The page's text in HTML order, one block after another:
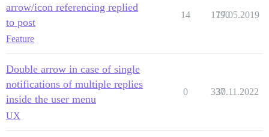
arrow/icon referencing replied
to post
Feature
14 1790
17.05.2019
Double arrow in case of single
notifications of multiple replies
inside the user menu
UX
0 337
30.11.2022